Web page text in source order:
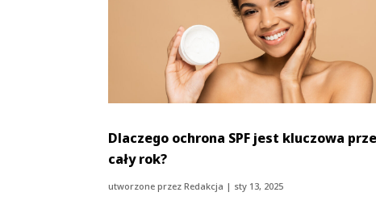
Dlaczego ochrona SPF jest kluczowa
cały rok?
utworzone przezRedakcja | sty 13, 2025